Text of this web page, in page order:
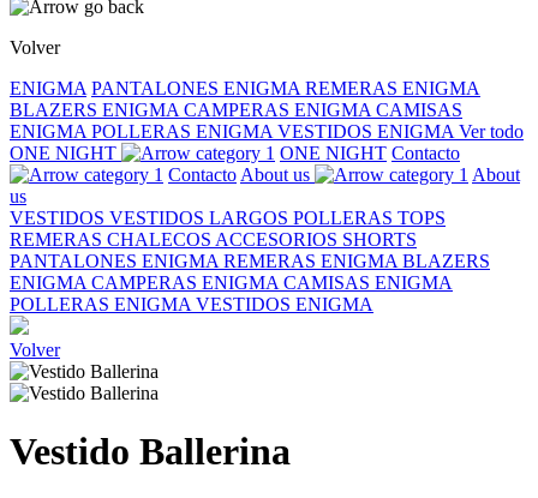
Volver
ENIGMA PANTALONES ENIGMA REMERAS ENIGMA
BLAZERS ENIGMA CAMPERAS ENIGMA CAMISAS
ENIGMA POLLERAS ENIGMA VESTIDOS ENIGMA Ver todo
ONE NIGHT
ONE NIGHT Contacto
Contacto About us
About
us
VESTIDOS VESTIDOS LARGOS POLLERAS TOPS
REMERAS CHALECOS ACCESORIOS SHORTS
PANTALONES ENIGMA REMERAS ENIGMA BLAZERS
ENIGMA CAMPERAS ENIGMA CAMISAS ENIGMA
POLLERAS ENIGMA VESTIDOS ENIGMA
Volver
Vestido Ballerina